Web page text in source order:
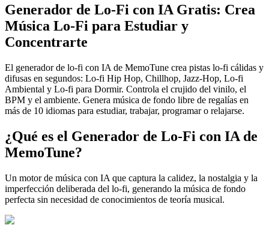
Generador de Lo-Fi con IA Gratis: Crea
Música Lo-Fi para Estudiar y
Concentrarte
El generador de lo-fi con IA de MemoTune crea pistas lo-fi cálidas y
difusas en segundos: Lo-fi Hip Hop, Chillhop, Jazz-Hop, Lo-fi
Ambiental y Lo-fi para Dormir. Controla el crujido del vinilo, el
BPM y el ambiente. Genera música de fondo libre de regalías en
más de 10 idiomas para estudiar, trabajar, programar o relajarse.
¿Qué es el Generador de Lo-Fi con IA de
MemoTune?
Un motor de música con IA que captura la calidez, la nostalgia y la
imperfección deliberada del lo-fi, generando la música de fondo
perfecta sin necesidad de conocimientos de teoría musical.